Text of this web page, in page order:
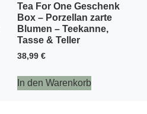
Tea For One Geschenk
Box – Porzellan zarte
Blumen – Teekanne,
Tasse & Teller
38,99 €
In den Warenkorb